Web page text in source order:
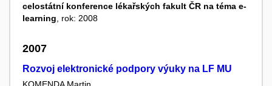
celostátní konference lékařských fakult ČR na téma e-
learning , rok: 2008
2007
Rozvoj elektronické podpory výuky na LF MU
KOMENDA Martin